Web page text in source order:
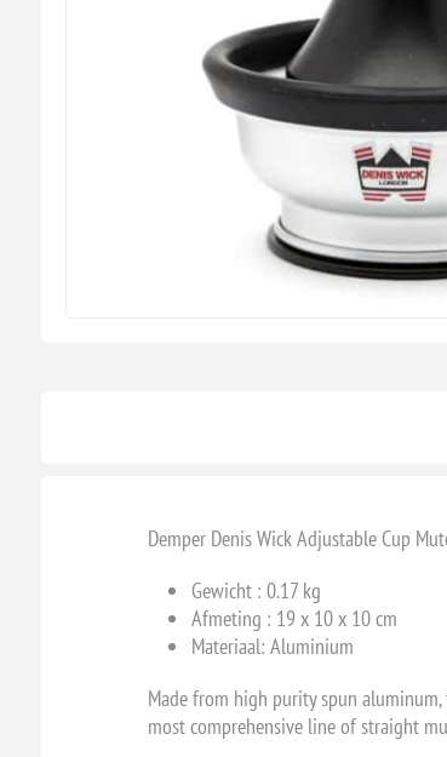
Demper Denis Wick Adjustable Cup
Gewicht : 0.17 kg
Afmeting : 19 x 10 x 10 cm
Materiaal: Aluminium
Made from high purity spun
most comprehensive line of straight